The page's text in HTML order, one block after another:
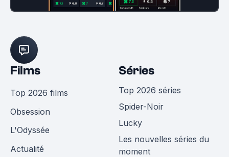
Films
Top 2026 films
Obsession
L'Odyssée
Actualité
Séries
Top 2026 séries
Spider-Noir
Lucky
Les nouvelles séries du
moment